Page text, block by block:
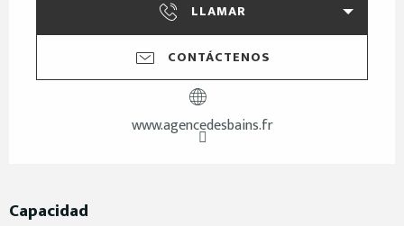
LLAMAR
CONTÁCTENOS
www.agencedesbains.fr
Capacidad